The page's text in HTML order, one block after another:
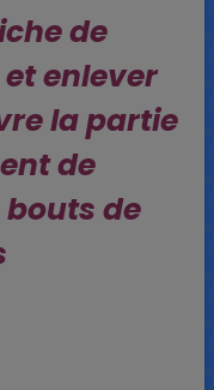
de
enlever
la partie
de
bouts de